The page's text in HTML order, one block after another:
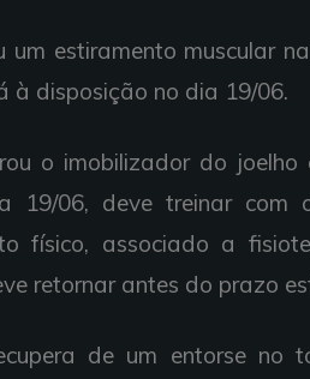
um estiramento muscular
à disposição no dia 19/06.
o imobilizador do
19/06, deve treinar com
físico, associado a
retornar antes do prazo
de um entorse no